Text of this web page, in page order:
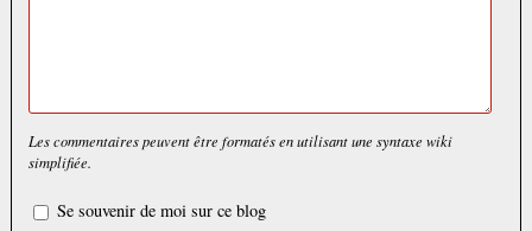
Les commentaires peuvent être formatés en utilisant une syntaxe wiki
simplifiée.
Se souvenir de moi sur ce blog